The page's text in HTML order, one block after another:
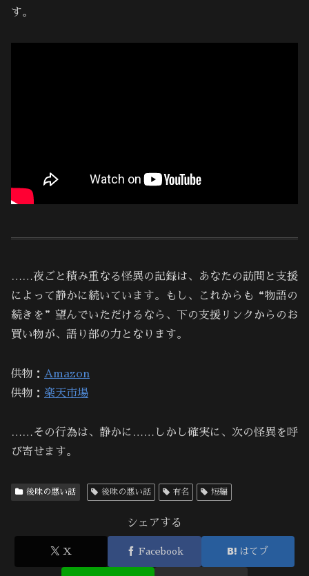
す。
……夜ごと積み重なる怪異の記録は、あなたの訪問と支援
によって静かに続いています。もし、これからも“物語の
続きを”望んでいただけるなら、下の支援リンクからのお
買い物が、語り部の力となります。
供物： Amazon
供物： 楽天市場
……その行為は、静かに……しかし確実に、次の怪異を呼
び寄せます。
後味の悪い話 後味の悪い話 有名 短編
シェアする
X Facebook はてブ